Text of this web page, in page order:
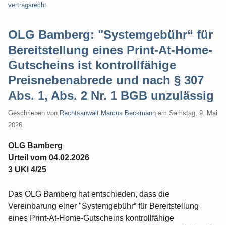
vertragsrecht
OLG Bamberg: "Systemgebühr“ für
Bereitstellung eines Print-At-Home-
Gutscheins ist kontrollfähige
Preisnebenabrede und nach § 307
Abs. 1, Abs. 2 Nr. 1 BGB unzulässig
Geschrieben von Rechtsanwalt Marcus Beckmann am Samstag, 9. Mai
2026
OLG Bamberg
Urteil vom 04.02.2026
3 UKl 4/25
Das OLG Bamberg hat entschieden, dass die
Vereinbarung einer "Systemgebühr“ für Bereitstellung
eines Print-At-Home-Gutscheins kontrollfähige